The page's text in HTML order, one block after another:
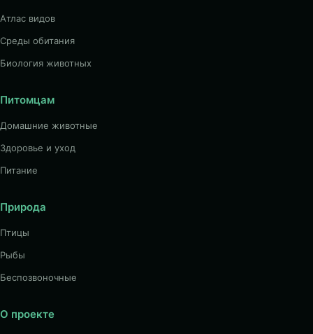
Атлас видов
Среды обитания
Биология животных
Питомцам
Домашние животные
Здоровье и уход
Питание
Природа
Птицы
Рыбы
Беспозвоночные
О проекте